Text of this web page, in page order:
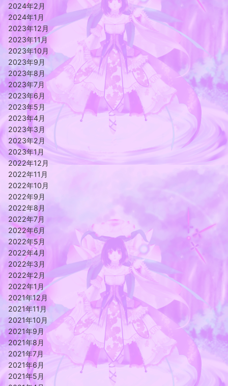
2024年2月
2024年1月
2023年12月
2023年11月
2023年10月
2023年9月
2023年8月
2023年7月
2023年6月
2023年5月
2023年4月
2023年3月
2023年2月
2023年1月
2022年12月
2022年11月
2022年10月
2022年9月
2022年8月
2022年7月
2022年6月
2022年5月
2022年4月
2022年3月
2022年2月
2022年1月
2021年12月
2021年11月
2021年10月
2021年9月
2021年8月
2021年7月
2021年6月
2021年5月